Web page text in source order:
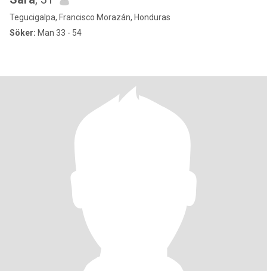
Tegucigalpa, Francisco Morazán, Honduras
Söker: Man 33 - 54